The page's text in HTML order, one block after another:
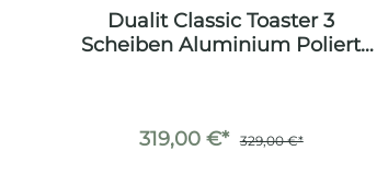
Dualit Classic Toaster 3
Scheiben Aluminium Poliert
319,00 €* 329,00 €*